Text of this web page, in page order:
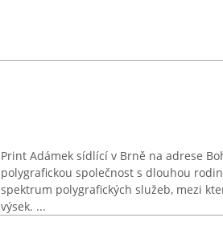
Print Adámek sídlící v Brně na adrese
polygrafickou společnost s dlouhou
spektrum polygrafických služeb, mezi
výsek. ...